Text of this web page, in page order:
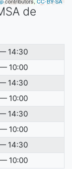
de
14:30
10:00
14:30
10:00
14:30
10:00
14:30
10:00